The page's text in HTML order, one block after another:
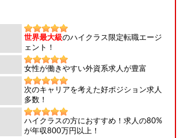
世界最大級のハイクラス限定転職エージ
ェント！
女性が働きやすい外資系求人が豊富
次のキャリアを考えた好ポジション求人
多数！
ハイクラスの方におすすめ！求人の80%
が年収800万円以上！